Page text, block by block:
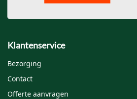
Naam
Klantenservice
Bezorging
Contact
Offerte aanvragen